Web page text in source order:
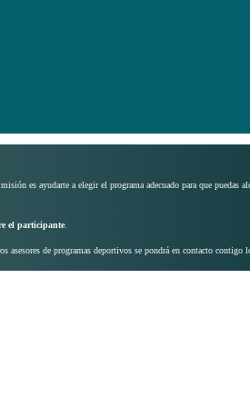
es ayudarte a elegir el programa adecuado para que puedas
el participante
asesores de programas deportivos se pondrá en contacto contigo